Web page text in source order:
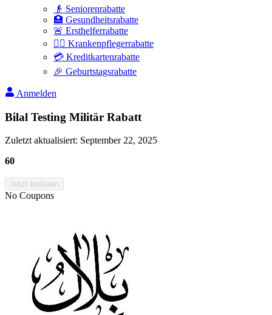
👴 Seniorenrabatte
🏥 Gesundheitsrabatte
🚨 Ersthelferrabatte
👩‍⚕️ Krankenpflegerrabatte
💳 Kreditkartenrabatte
🎉 Geburtstagsrabatte
Anmelden
Bilal Testing Militär Rabatt
Zuletzt aktualisiert: September 22, 2025
60
Jetzt einlösen
No Coupons